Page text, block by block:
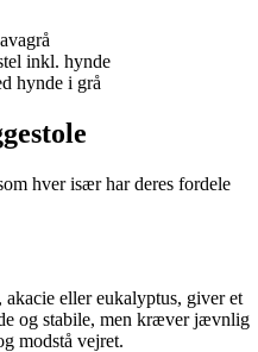
inkl. hynde
hynde i grå
hver især har deres fordele
eller eukalyptus, giver et
og stabile, men kræver jævnlig
modstå vejret.